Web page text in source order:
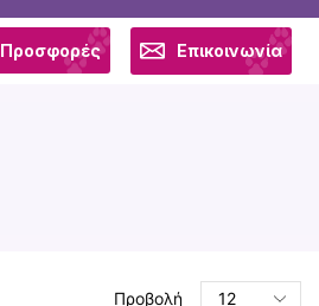
Προσφορές Επικοινωνία
Προβολή